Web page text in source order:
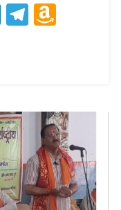
LinkedIn
Telegram